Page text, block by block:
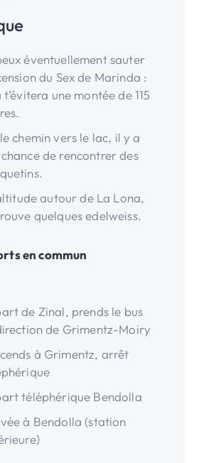
éventuellement sauter
du Sex de Marinda :
t’évitera une montée de 115
chemin vers le lac, il y a
de rencontrer des
autour de La Lona,
quelques edelweiss.
en commun
de Zinal, prends le bus
de Grimentz-Moiry
à Grimentz, arrêt
téléphérique Bendolla
à Bendolla (station